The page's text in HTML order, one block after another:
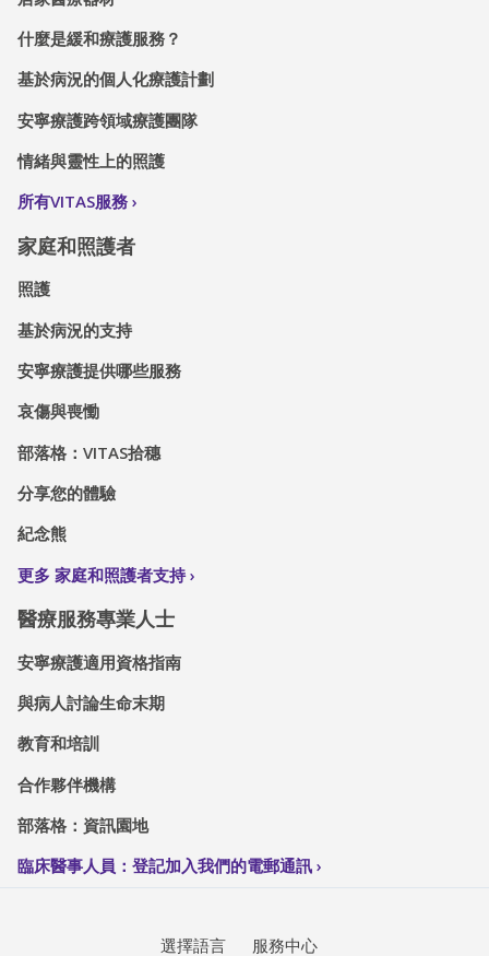
什麼是緩和療護服務？
基於病況的個人化療護計劃
安寧療護跨領域療護團隊
情緒與靈性上的照護
所有VITAS服務
家庭和照護者
照護
基於病況的支持
安寧療護提供哪些服務
哀傷與喪慟
部落格：VITAS拾穗
分享您的體驗
紀念熊
更多 家庭和照護者支持
醫療服務專業人士
安寧療護適用資格指南
與病人討論生命末期
教育和培訓
合作夥伴機構
部落格：資訊園地
臨床醫事人員：登記加入我們的電郵通訊
選擇語言 服務中心